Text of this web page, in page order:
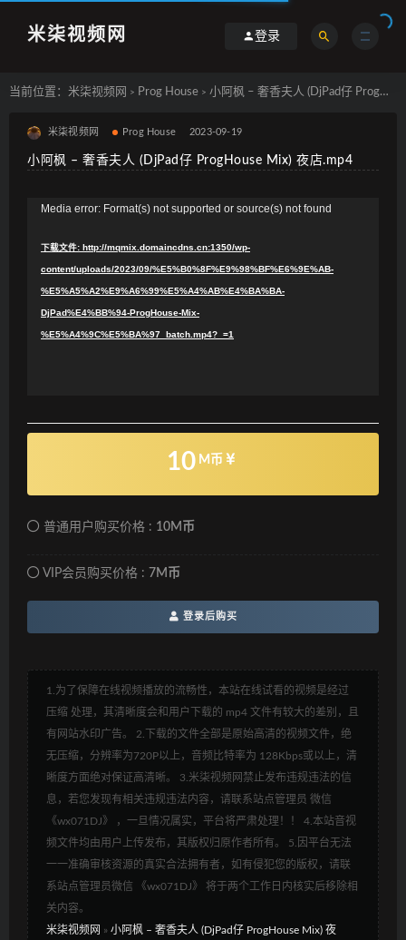
米柒视频网 登录
当前位置： 米柒视频网 > Prog House > 小阿枫 – 奢香夫人 (DjPad仔 ProgHouse Mix) 夜店.mp4
米柒视频网 Prog House 2023-09-19
小阿枫 – 奢香夫人 (DjPad仔 ProgHouse Mix) 夜店.mp4
Media error: Format(s) not supported or source(s) not found
下载文件: http://mqmix.domaincdns.cn:1350/wp-
content/uploads/2023/09/%E5%B0%8F%E9%98%BF%E6%9E%AB-
%E5%A5%A2%E9%A6%99%E5%A4%AB%E4%BA%BA-
DjPad%E4%BB%94-ProgHouse-Mix-
%E5%A4%9C%E5%BA%97_batch.mp4?_=1
10 M币
普通用户购买价格 : 10M币
VIP会员购买价格 : 7M币
登录后购买
1.为了保障在线视频播放的流畅性，本站在线试看的视频是经过
压缩 处理，其清晰度会和用户下载的 mp4 文件有较大的差别，且
有网站水印广告。 2.下载的文件全部是原始高清的视频文件，绝
无压缩，分辨率为720P以上，音频比特率为 128Kbps或以上，清
晰度方面绝对保证高清晰。 3.米柒视频网禁止发布违规违法的信
息，若您发现有相关违规违法内容，请联系站点管理员 微信
《wx071DJ》 ，一旦情况属实，平台将严肃处理！！ 4.本站音视
频文件均由用户上传发布，其版权归原作者所有。 5.因平台无法
一一准确审核资源的真实合法拥有者，如有侵犯您的版权，请联
系站点管理员微信 《wx071DJ》 将于两个工作日内核实后移除相
关内容。
米柒视频网 » 小阿枫 – 奢香夫人 (DjPad仔 ProgHouse Mix) 夜